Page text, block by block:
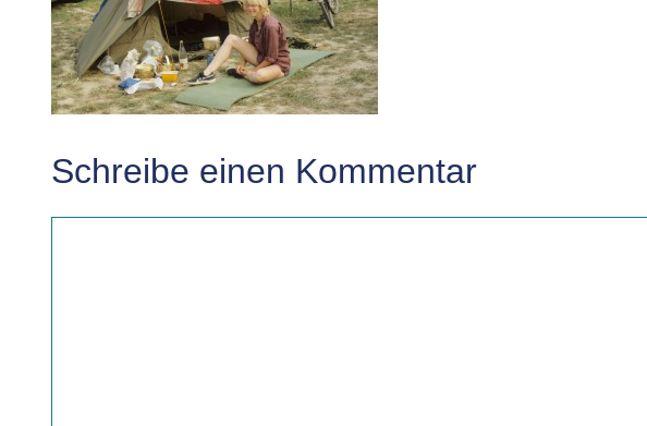
Schreibe einen Kommentar